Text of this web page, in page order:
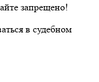
запрещено!
в судебном